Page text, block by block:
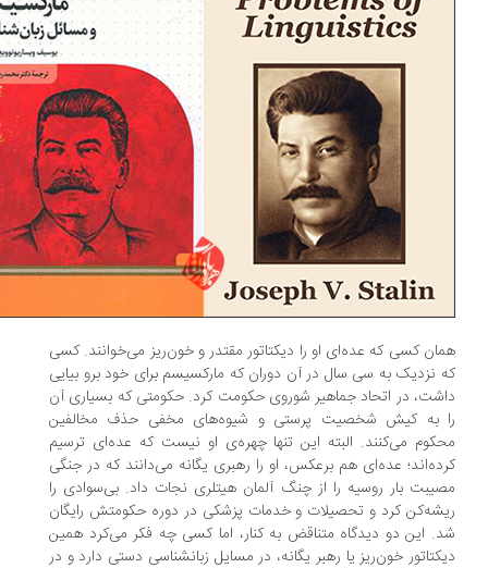
کسی که عده‌ای او را دیکتاتور مقتدر و خون‌ریز می‌خوانند. کسی
نزدیک به سی سال در آن دوران که مارکسیسم برای خود برو بیایی
در اتحاد جماهیر شوروی حکومت کرد. حکومتی که بسیاری آن
به کیش شخصیت پرستی و شیوه‌های مخفی حذف مخالفین
می‌کنند. البته این تنها چهره‌ی او نیست که عده‌ای ترسیم
عده‌ای هم برعکس، او را رهبری یگانه می‌دانند که در جنگی
بار روسیه را از چنگ آلمان هیتلری نجات داد. بی‌سوادی را
کرد و تحصیلات و خدمات پزشکی در دوره حکومتش رایگان
این دو دیدگاه متناقض به کنار، اما کسی چه فکر می‌کرد همین
خون‌ریز یا رهبر یگانه، در مسایل زبانشناسی دستی دارد و در